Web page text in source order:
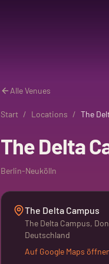
Alle Venues
Start / Locations / The
The Delta
Berlin-Neukölln
The Delta Campus
The Delta Campus,
Deutschland
Auf Google Maps